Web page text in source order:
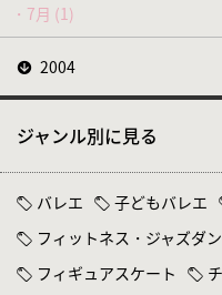
7月 (1)
2004
ジャンル別に見る
バレエ 子どもバレエ
フィットネス・ジャズダ
フィギュアスケート